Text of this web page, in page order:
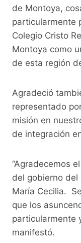
de Montoya,
particularmente
Colegio Cristo
Montoya como
de esta región
Agradeció
representado
misión en
de integración
“Agradecemos
del gobierno del
María Cecilia.
que los
particularmente
manifestó.